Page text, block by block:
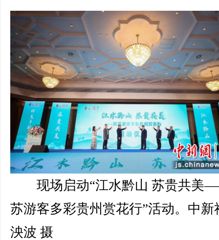
现场启动“江水黔山 苏贵共美
苏游客多彩贵州赏花行”活动。中新
泱波 摄